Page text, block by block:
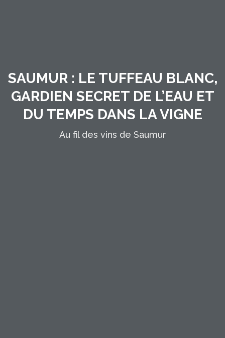
SAUMUR : LE TUFFEAU BLANC,
GARDIEN SECRET DE L’EAU ET
DU TEMPS DANS LA VIGNE
Au fil des vins de Saumur